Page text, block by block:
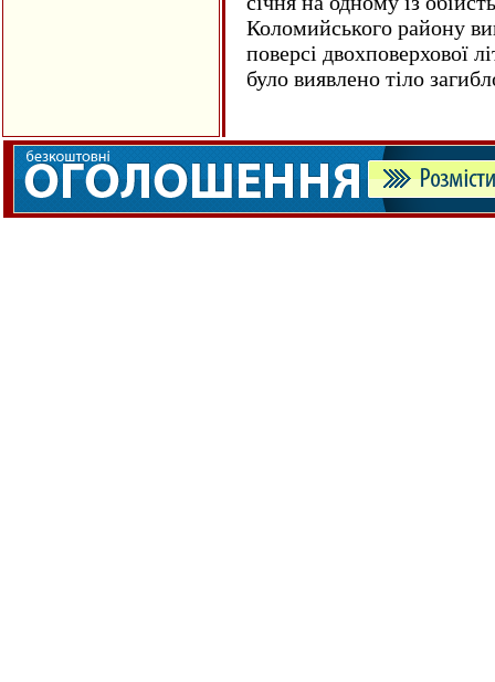
Коломийського району
поверсі двохповерхової
було виявлено тіло